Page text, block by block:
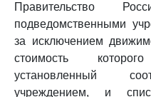
Правительство
подведомственными
за исключением
стоимость
установленный
учреждением, и